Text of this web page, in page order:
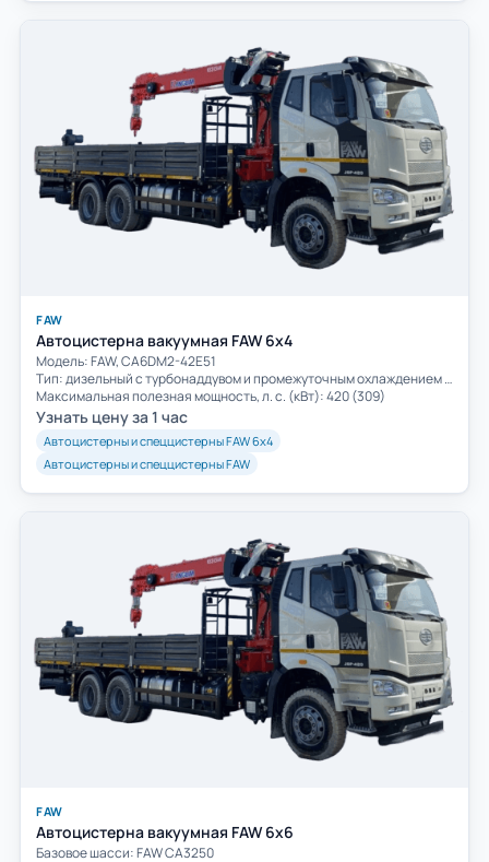
FAW
Автоцистерна вакуумная FAW 6х4
Модель: FAW, CA6DM2-42E51
Тип: дизельный с турбонаддувом и промежуточным охлаждением воздуха
Максимальная полезная мощность, л. с. (кВт): 420 (309)
Узнать цену за 1 час
Автоцистерны и спеццистерны FAW 6х4
Автоцистерны и спеццистерны FAW
FAW
Автоцистерна вакуумная FAW 6х6
Базовое шасси: FAW СА3250